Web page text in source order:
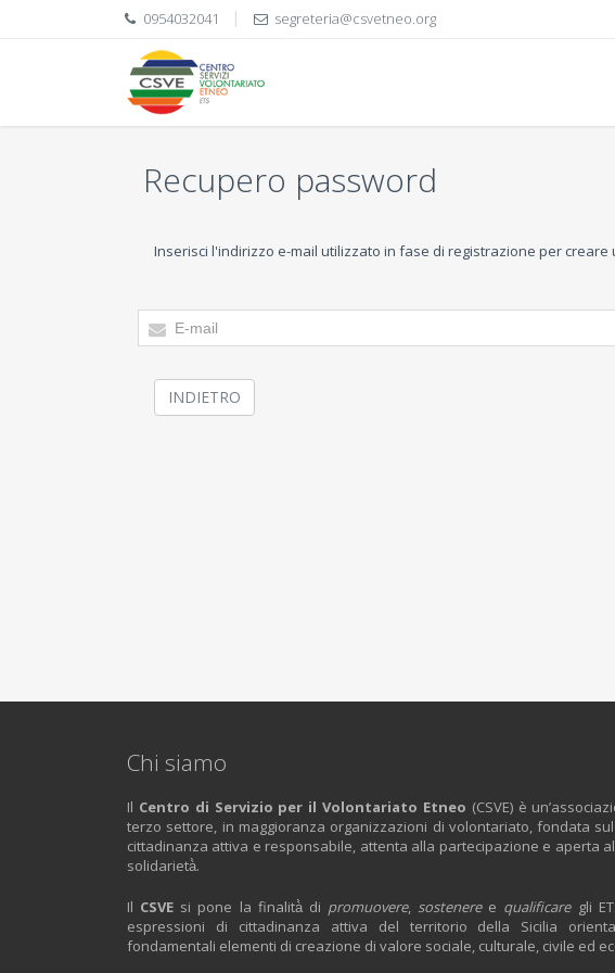
0954032041 segreteria@csvetneo.org
Recupero password
Inserisci l'indirizzo e-mail utilizzato in fase di registrazione per creare
INDIETRO
Chi siamo
Il Centro di Servizio per il Volontariato Etneo (CSVE) è
terzo settore, in maggioranza organizzazioni di volontariato, fondata
cittadinanza attiva e responsabile, attenta alla partecipazione e aperta
solidarietà̀.
Il CSVE si pone la finalità̀ di promuovere, sosteneree qualificaregli
espressioni di cittadinanza attiva del territorio della Sicilia
fondamentali elementi di creazione di valore sociale, culturale, civile ed